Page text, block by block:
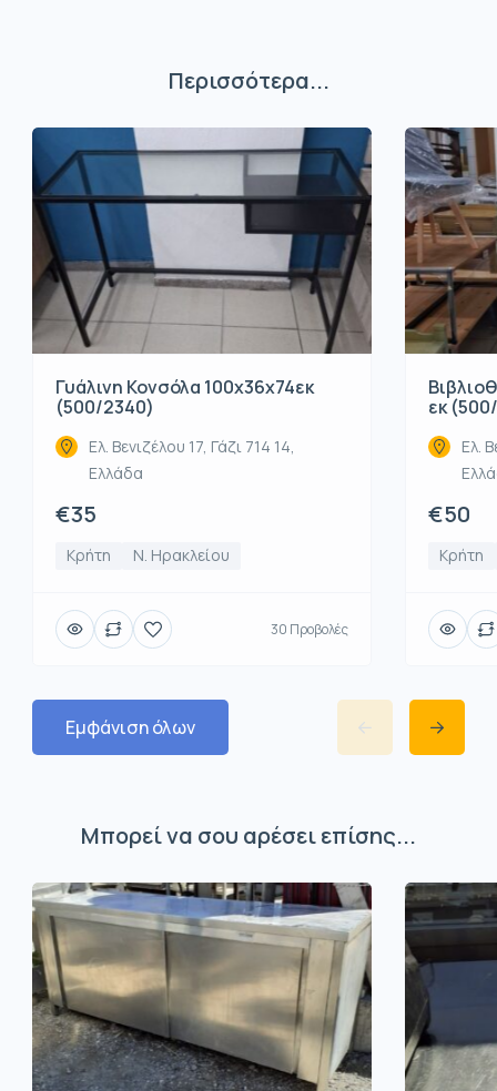
Περισσότερα...
Γυάλινη Κονσόλα 100x36x74εκ
(500/2340)
Ελ. Βενιζέλου 17, Γάζι 714 14,
Ελλάδα
€35
Κρήτη Ν. Ηρακλείου
30 Προβολές
εκ
Ελ.
€50
Κρήτη
Εμφάνιση όλων
Μπορεί να σου αρέσει επίσης...